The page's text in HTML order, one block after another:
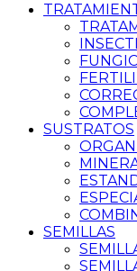
SUSTRATOS
SEMILLAS